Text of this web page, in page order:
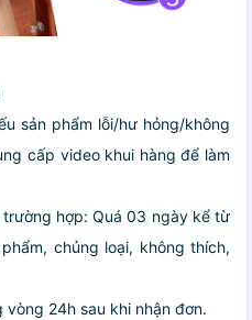
sản phẩm lỗi/hư hỏng/không
cấp video khui hàng để làm
hợp: Quá 03 ngày kể từ
chủng loại, không thích,
24h sau khi nhận đơn.